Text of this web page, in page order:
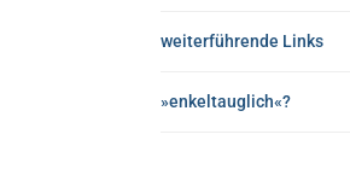
weiterführende Links
»enkeltauglich«?